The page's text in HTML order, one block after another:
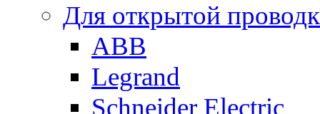
Для открытой
ABB
Legrand
Schneider Electric